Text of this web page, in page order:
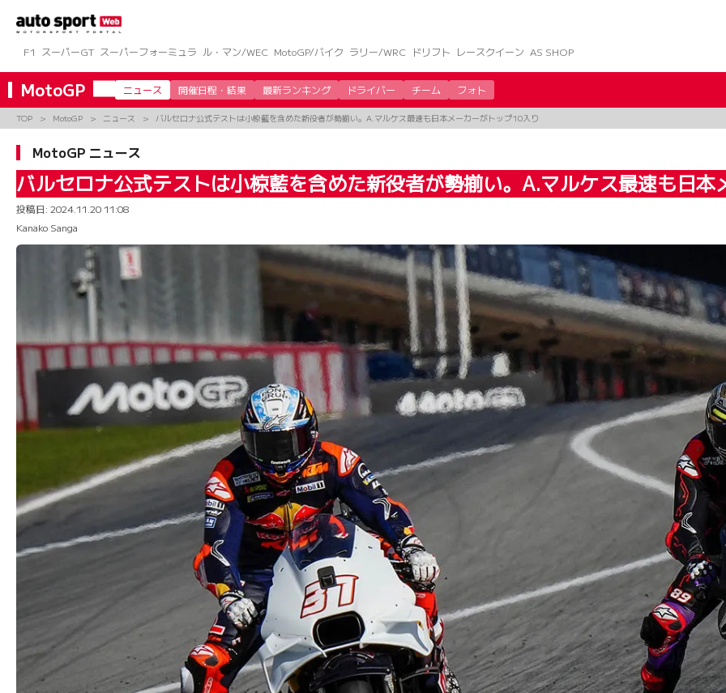
ツ
へ
ス
キ
ッ
F1 スーパーGT スーパーフォーミュラ ル・マン/WEC MotoGP/バイク ラリー/WRC ドリフト レースクイーン AS SHOP
MotoGP ニュース 開催日程・結果 最新ランキング ドライバー チーム フォト
TOP MotoGP ニュース バルセロナ公式テストは小椋藍を含めた新役者が勢揃い。A.マルケス最速も日本メーカーがトップ10入り
MotoGP ニュース
バルセロナ公式テストは小椋藍を含めた新役者が勢揃い。A.マルケス最速も日
投稿日: 2024.11.20 11:08
Kanako Sanga